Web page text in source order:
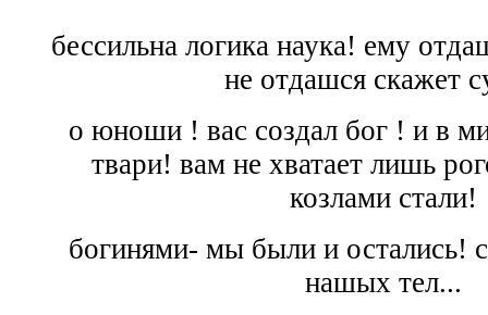
бессильна логика наука! ему
не отдашся скажет
о юноши ! вас создал бог ! и в
твари! вам не хватает лишь
козлами стали!
богинями- мы были и остались!
нашых тел...